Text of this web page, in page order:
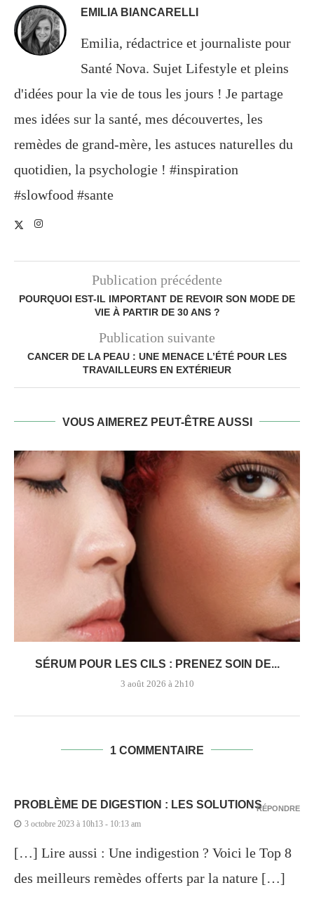
EMILIA BIANCARELLI
Emilia, rédactrice et journaliste pour
Santé Nova. Sujet Lifestyle et pleins
d'idées pour la vie de tous les jours ! Je partage
mes idées sur la santé, mes découvertes, les
remèdes de grand-mère, les astuces naturelles du
quotidien, la psychologie ! #inspiration
#slowfood #sante
Publication précédente
POURQUOI EST-IL IMPORTANT DE REVOIR SON MODE DE
VIE À PARTIR DE 30 ANS ?
Publication suivante
CANCER DE LA PEAU : UNE MENACE L’ÉTÉ POUR LES
TRAVAILLEURS EN EXTÉRIEUR
VOUS AIMEREZ PEUT-ÊTRE AUSSI
SÉRUM POUR LES CILS : PRENEZ SOIN DE...
3 août 2026 à 2h10
1 COMMENTAIRE
PROBLÈME DE DIGESTION : LES SOLUTIONS
3 octobre 2023 à 10h13 - 10:13 am
[…] Lire aussi : Une indigestion ? Voici le Top 8
des meilleurs remèdes offerts par la nature […]
RÉPONDRE